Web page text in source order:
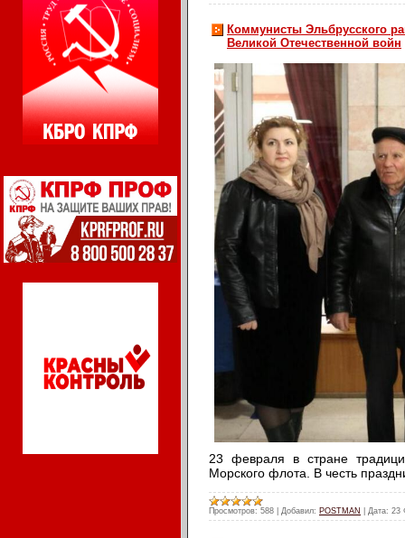
Коммунисты Эльбрусского
Великой Отечественной войн
23 февраля в стране
Морского флота. В честь
Просмотров: 588 Добавил: POSTMAN Дата: 23